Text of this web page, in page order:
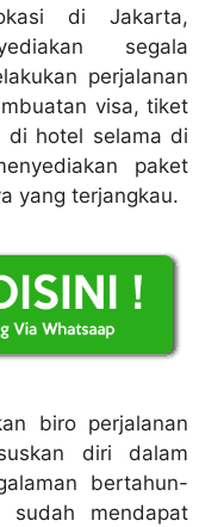
di Jakarta,
segala
perjalanan
visa, tiket
di hotel selama di
paket
yang terjangkau.
biro perjalanan
diri dalam
bertahun-
mendapat